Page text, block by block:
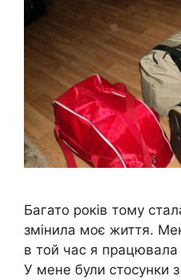
Багато років тому
змінила моє життя.
в той час я працювала
У мене були стосунки